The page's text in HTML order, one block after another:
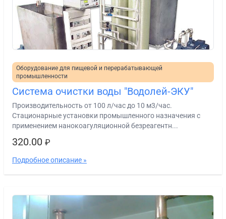
Оборудование для пищевой и перерабатывающей
промышленности
Система очистки воды "Водолей-ЭКУ"
Производительность от 100 л/час до 10 м3/час.
Стационарные установки промышленного назначения с
применением нанокоагуляционной безреагентн...
320.00 ₽
Подробное описание »